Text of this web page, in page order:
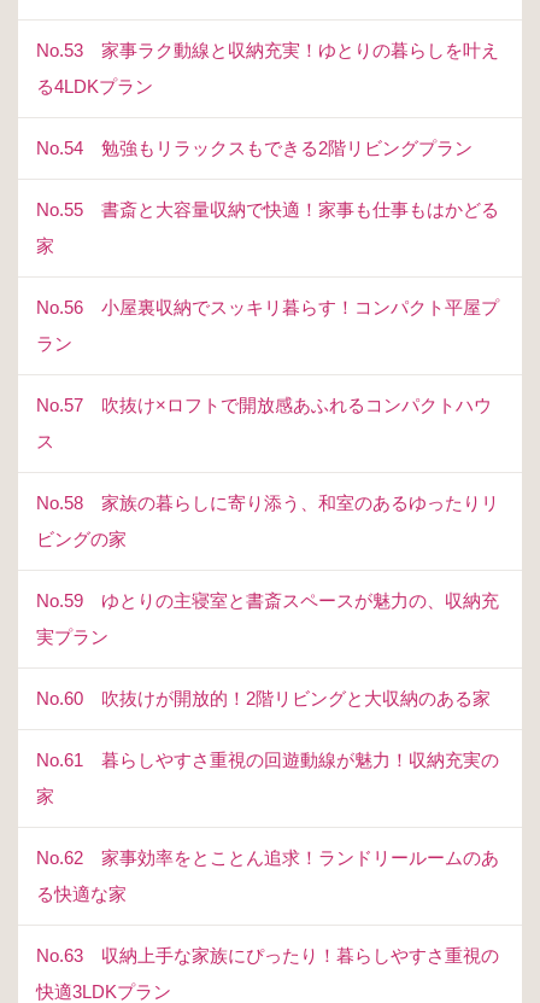
No.53 家事ラク動線と収納充実！ゆとりの暮らしを叶え
る4LDKプラン
No.54 勉強もリラックスもできる2階リビングプラン
No.55 書斎と大容量収納で快適！家事も仕事もはかどる
家
No.56 小屋裏収納でスッキリ暮らす！コンパクト平屋プ
ラン
No.57 吹抜け×ロフトで開放感あふれるコンパクトハウ
ス
No.58 家族の暮らしに寄り添う、和室のあるゆったりリ
ビングの家
No.59 ゆとりの主寝室と書斎スペースが魅力の、収納充
実プラン
No.60 吹抜けが開放的！2階リビングと大収納のある家
No.61 暮らしやすさ重視の回遊動線が魅力！収納充実の
家
No.62 家事効率をとことん追求！ランドリールームのあ
る快適な家
No.63 収納上手な家族にぴったり！暮らしやすさ重視の
快適3LDKプラン